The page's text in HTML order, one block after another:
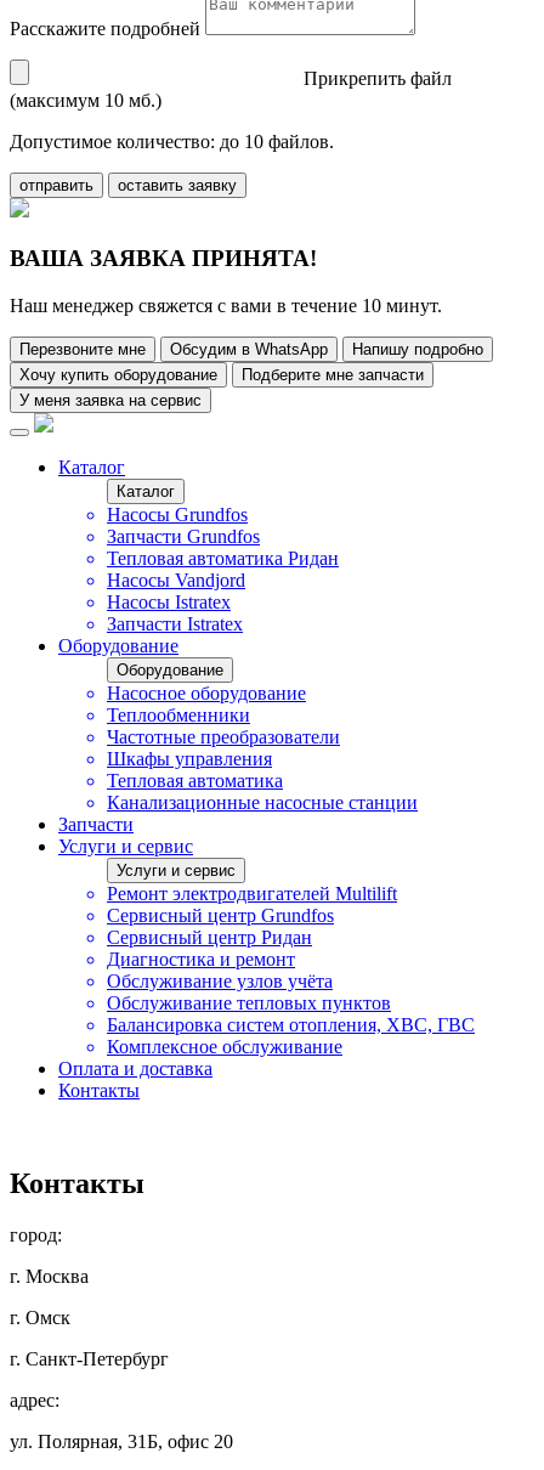
Расскажите подробней
Прикрепить файл
(максимум 10 мб.)
Допустимое количество: до 10 файлов.
отправить оставить заявку
ВАША ЗАЯВКА ПРИНЯТА!
Наш менеджер свяжется с вами в течение 10 минут.
Перезвоните мне Обсудим в WhatsApp
Напишу подробно
Хочу купить оборудование
Подберите мне запчасти
У меня заявка на сервис
Каталог
Каталог
Насосы Grundfos
Запчасти Grundfos
Тепловая автоматика Ридан
Насосы Vandjord
Насосы Istratex
Запчасти Istratex
Оборудование
Оборудование
Насосное оборудование
Теплообменники
Частотные преобразователи
Шкафы управления
Тепловая автоматика
Канализационные насосные станции
Запчасти
Услуги и сервис
Услуги и сервис
Ремонт электродвигателей Multilift
Сервисный центр Grundfos
Сервисный центр Ридан
Диагностика и ремонт
Обслуживание узлов учёта
Обслуживание тепловых пунктов
Балансировка систем отопления, ХВС, ГВС
Комплексное обслуживание
Оплата и доставка
Контакты
Контакты
город:
г. Москва
г. Омск
г. Санкт-Петербург
адрес:
ул. Полярная, 31Б, офис 20